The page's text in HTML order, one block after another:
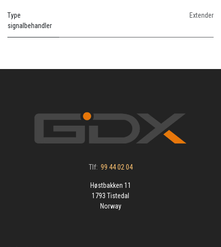
Type
signalbehandler
Extender
Tlf: 99 44 02 04
Høstbakken 11
1793 Tistedal
Norway